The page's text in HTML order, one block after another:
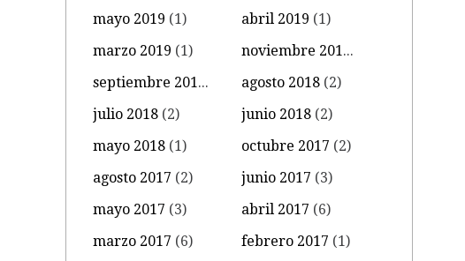
mayo 2019 (1) abril 2019 (1)
marzo 2019 (1) noviembre 2018(2)
septiembre 2018(1) agosto 2018 (2)
julio 2018(2) junio 2018 (2)
mayo 2018(1) octubre 2017 (2)
agosto 2017 (2) junio 2017 (3)
mayo 2017 (3) abril 2017 (6)
marzo 2017 (6) febrero 2017 (1)